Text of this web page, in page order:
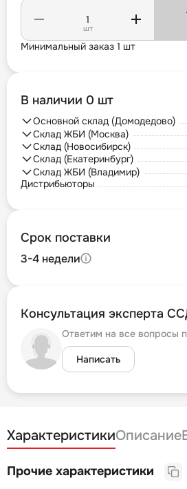
шт
Минимальный заказ 1 шт
В наличии 0 шт
Основной склад (Домодедово)
Склад ЖБИ (Москва)
Склад (Новосибирск)
Склад (Екатеринбург)
Склад ЖБИ (Владимир)
Дистрибьюторы
Срок поставки
3-4 недели
Консультация эксперта
Ответим на все вопросы
Написать
ХарактеристикиОписание
Прочие характеристики